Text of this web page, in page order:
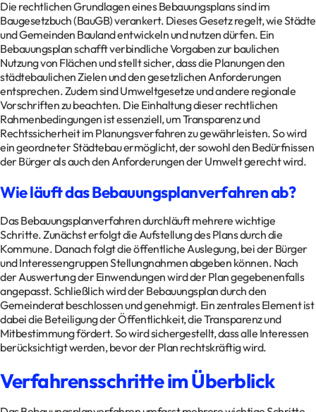
Die rechtlichen Grundlagen eines Bebauungsplans sind im
Baugesetzbuch (BauGB) verankert. Dieses Gesetz regelt, wie Städte
und Gemeinden Bauland entwickeln und nutzen dürfen. Ein
Bebauungsplan schafft verbindliche Vorgaben zur baulichen
Nutzung von Flächen und stellt sicher, dass die Planungen den
städtebaulichen Zielen und den gesetzlichen Anforderungen
entsprechen. Zudem sind Umweltgesetze und andere regionale
Vorschriften zu beachten. Die Einhaltung dieser rechtlichen
Rahmenbedingungen ist essenziell, um Transparenz und
Rechtssicherheit im Planungsverfahren zu gewährleisten. So wird
ein geordneter Städtebau ermöglicht, der sowohl den Bedürfnissen
der Bürger als auch den Anforderungen der Umwelt gerecht wird.
Wie läuft das Bebauungsplanverfahren ab?
Das Bebauungsplanverfahren durchläuft mehrere wichtige
Schritte. Zunächst erfolgt die Aufstellung des Plans durch die
Kommune. Danach folgt die öffentliche Auslegung, bei der Bürger
und Interessengruppen Stellungnahmen abgeben können. Nach
der Auswertung der Einwendungen wird der Plan gegebenenfalls
angepasst. Schließlich wird der Bebauungsplan durch den
Gemeinderat beschlossen und genehmigt. Ein zentrales Element ist
dabei die Beteiligung der Öffentlichkeit, die Transparenz und
Mitbestimmung fördert. So wird sichergestellt, dass alle Interessen
berücksichtigt werden, bevor der Plan rechtskräftig wird.
Verfahrensschritte im Überblick